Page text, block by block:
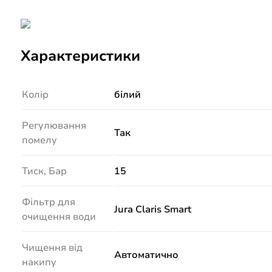
Характеристики
Колір білий
Регулювання
помелу
Так
Тиск, Бар 15
Фільтр для
очищення води
Jura Claris Smart
Чищення від
накипу
Автоматично